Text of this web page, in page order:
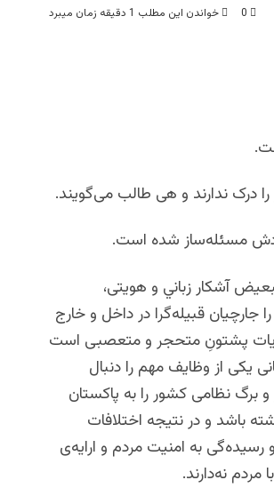
0 خواندن این مطلب 1 دقیقه زمان میبرد
درک ندارند و هی طالب می‌گویند.
مسئله‌ساز شده است.
آشکار زباني و هویتی،
قبیله‌گرا در داخل و خارج
پشتونِ متحجر و متعصبی است
یکی از وظایف مهم را دنبال
نظامی کشور را به پاکستان
باشد و در نتیجه اختلافات
به امنیت مردم و ارایه‌ی
نه‌دارند.